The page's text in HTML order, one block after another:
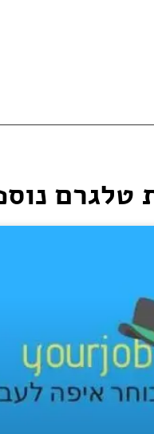
טלגרם